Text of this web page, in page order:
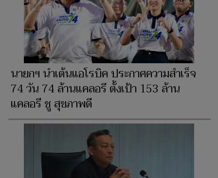
นายกฯ นำเต้นแอโรบิค ประกาศความสำเร็จ
74 วัน 74 ล้านแคลอรี ตั้งเป้า 153 ล้าน
แคลอรี ชู สุขภาพดี